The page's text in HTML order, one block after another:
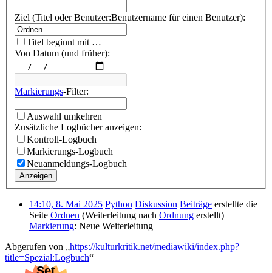
Ziel (Titel oder Benutzer:Benutzername für einen Benutzer):
Titel beginnt mit …
Von Datum (und früher):
Markierungs-Filter:
Auswahl umkehren
Zusätzliche Logbücher anzeigen:
Kontroll-Logbuch
Markierungs-Logbuch
Neuanmeldungs-Logbuch
Anzeigen
14:10, 8. Mai 2025 Python Diskussion Beiträge erstellte die
Seite Ordnen (Weiterleitung nach Ordnung erstellt)
Markierung: Neue Weiterleitung
Abgerufen von „https://kulturkritik.net/mediawiki/index.php?
title=Spezial:Logbuch“